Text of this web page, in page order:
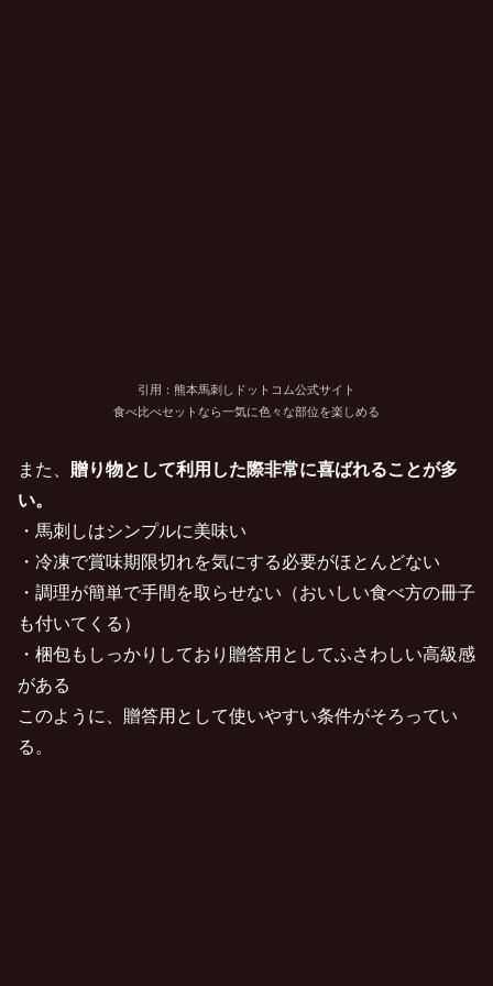
引用：熊本馬刺しドットコム公式サイト
食べ比べセットなら一気に色々な部位を楽しめる
また、 贈り物として利用した際非常に喜ばれることが多
い。
・馬刺しはシンプルに美味い
・冷凍で賞味期限切れを気にする必要がほとんどない
・調理が簡単で手間を取らせない（おいしい食べ方の冊子
も付いてくる）
・梱包もしっかりしており贈答用としてふさわしい高級感
がある
このように、贈答用として使いやすい条件がそろってい
る。